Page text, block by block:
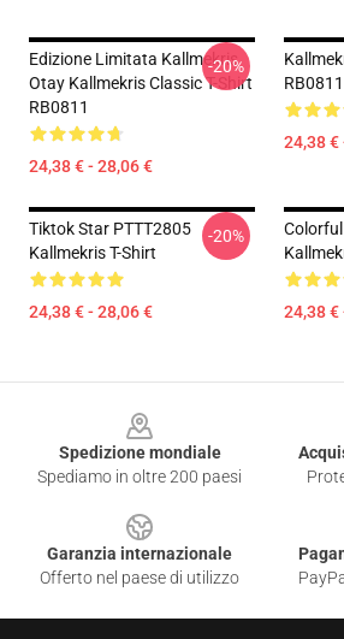
Edizione Limitata Kallmekris
Otay Kallmekris Classic T-Shirt
RB0811
24,38 € - 28,06 €
-20%
RB0811
24,38 €
Tiktok Star PTTT2805
Kallmekris T-Shirt
24,38 € - 28,06 €
-20%
Colorful
24,38 €
Spedizione mondiale
Spediamo in oltre 200 paesi
Garanzia internazionale
Offerto nel paese di utilizzo